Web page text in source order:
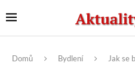
Domů Bydlení Jak se